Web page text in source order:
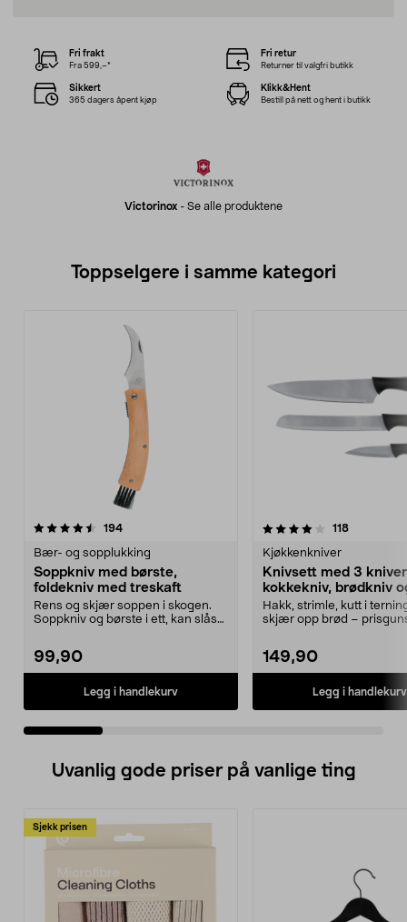
Victorinox - Se alle produktene
Fri frakt
Fra 599,–*
Fri retur
Returner til valgfri butikk
Sikkert
365 dagers åpent kjøp
Klikk&Hent
Bestill på nett og hent i butikk
Toppselgere i samme kategori
194anmeldelser
Bær- og sopplukking
Soppkniv med børste,
foldekniv med treskaft
Rens og skjær soppen i skogen.
Soppkniv og børste i ett, kan slås
99,90
Legg i handlekurv
4.0 av 5 stjerner 118
Kjøkkenkniver
Knivsett med 3
kokkekniv, brødkniv
skrellekniv
Hakk, strimle, kutt i
skjær opp brød –
149,90
Legg i handlekurv
4.5 av 5 stjerner
Uvanlig gode priser på vanlige ting
Sjekk prisen